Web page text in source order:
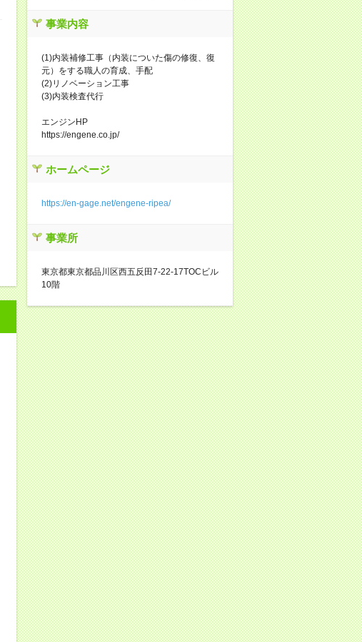
事業内容
(1)内装補修工事（内装についた傷の修復、復
元）をする職人の育成、手配
(2)リノベーション工事
(3)内装検査代行
エンジンHP
https://engene.co.jp/
ホームページ
https://en-gage.net/engene-ripea/
事業所
東京都東京都品川区西五反田7‐22‐17TOCビル
10階